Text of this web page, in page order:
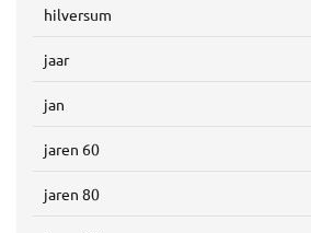
hilversum
jaar
jan
jaren 60
jaren 80